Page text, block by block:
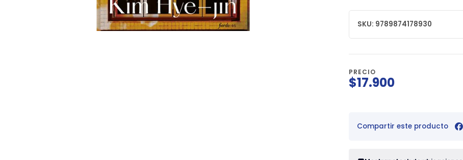
SKU: 9789874178930
PRECIO
$17.900
Compartir este producto